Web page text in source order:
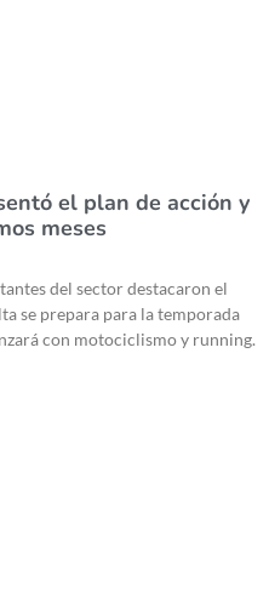
el plan de acción y
meses
del sector destacaron el
se prepara para la temporada
con motociclismo y running.